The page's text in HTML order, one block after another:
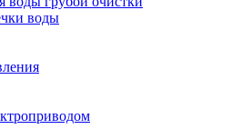
воды